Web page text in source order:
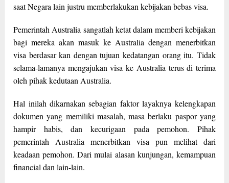
saat Negara lain justru memberlakukan kebijakan bebas visa.
Pemerintah Australia sangatlah ketat dalam memberi kebijakan
bagi mereka akan masuk ke Australia dengan menerbitkan
visa berdasar kan dengan tujuan kedatangan orang itu. Tidak
selama-lamanya mengajukan visa ke Australia terus di terima
oleh pihak kedutaan Australia.
Hal inilah dikarnakan sebagian faktor layaknya kelengkapan
dokumen yang memiliki masalah, masa berlaku paspor yang
hampir habis, dan kecurigaan pada pemohon. Pihak
pemerintah Australia menerbitkan visa pun melihat dari
keadaan pemohon. Dari mulai alasan kunjungan, kemampuan
financial dan lain-lain.